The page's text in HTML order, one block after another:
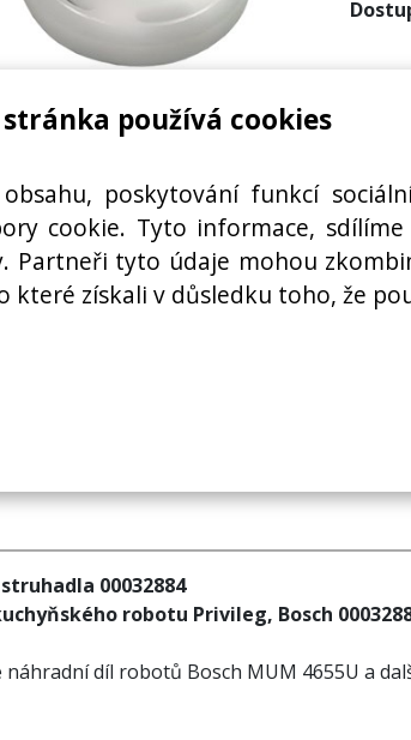
používá cookies
poskytování funkcí
cookie. Tyto informace,
Partneři tyto údaje mohou
které získali v důsledku toho, že
KUCHYŇSKÉHO ROBOTU
00032884
Cena
Cena
00032884
robotu Privileg, Bosch
díl robotů Bosch MUM 4655U a